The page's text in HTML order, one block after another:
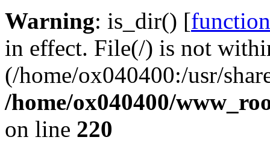
Warning: is_dir() [
in effect. File(/) is not
(/home/ox040400:/usr/
/home/ox040400/
on line 220